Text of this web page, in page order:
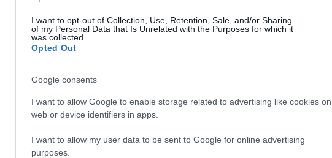
I want to opt-out of Collection, Use, Retention, Sale, and/or Sharing
of my Personal Data that Is Unrelated with the Purposes for which it
was collected.
Opted Out
Google consents
I want to allow Google to enable storage related to advertising like cookies on
web or device identifiers in apps.
I want to allow my user data to be sent to Google for online advertising
purposes.
Már több mint 20 éve